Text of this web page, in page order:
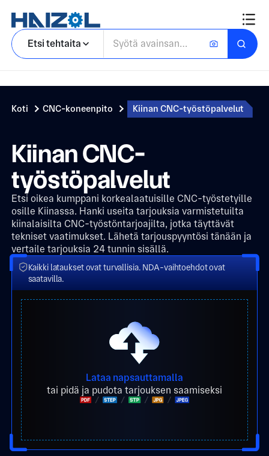
Etsi tehtaita
Koti CNC-koneenpito Kiinan CNC-työstöpalvelut
Kiinan CNC-
työstöpalvelut
Etsi oikea kumppani korkealaatuisille CNC-työstetyille
osille Kiinassa. Hanki useita tarjouksia varmistetuilta
kiinalaisilta CNC-työstöntarjoajilta, jotka täyttävät
tekniset vaatimukset. Lähetä tarjouspyyntösi tänään ja
vertaile tarjouksia 24 tunnin sisällä.
Kaikki lataukset ovat turvallisia. NDA-vaihtoehdot ovat
saatavilla.
Lataa napsauttamalla
tai pidä ja pudota tarjouksen saamiseksi